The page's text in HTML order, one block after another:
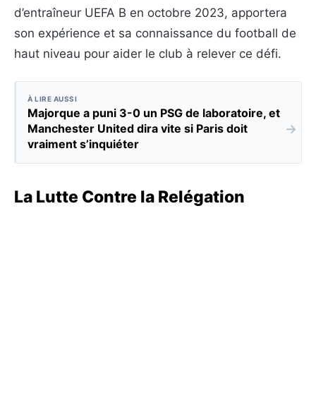
d’entraîneur UEFA B en octobre 2023, apportera
son expérience et sa connaissance du football de
haut niveau pour aider le club à relever ce défi.
À LIRE AUSSI
Majorque a puni 3-0 un PSG de laboratoire, et
Manchester United dira vite si Paris doit
vraiment s’inquiéter
→
La Lutte Contre la Relégation